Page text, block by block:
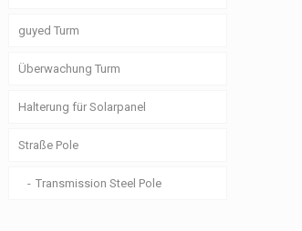
guyed Turm
Überwachung Turm
Halterung für Solarpanel
Straße Pole
Transmission Steel Pole